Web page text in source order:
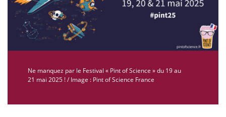
Ne manquez par le Festival « Pint of Science » du 19 au
21 mai 2025 ! / Image : Pint of Science France